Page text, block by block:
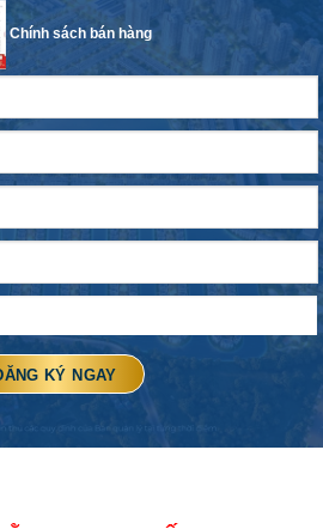
Chính sách bán hàng